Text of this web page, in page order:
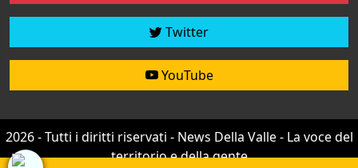
Twitter
YouTube
2026 - Tutti i diritti riservati - News Della Valle - La voce del
territorio e della gente